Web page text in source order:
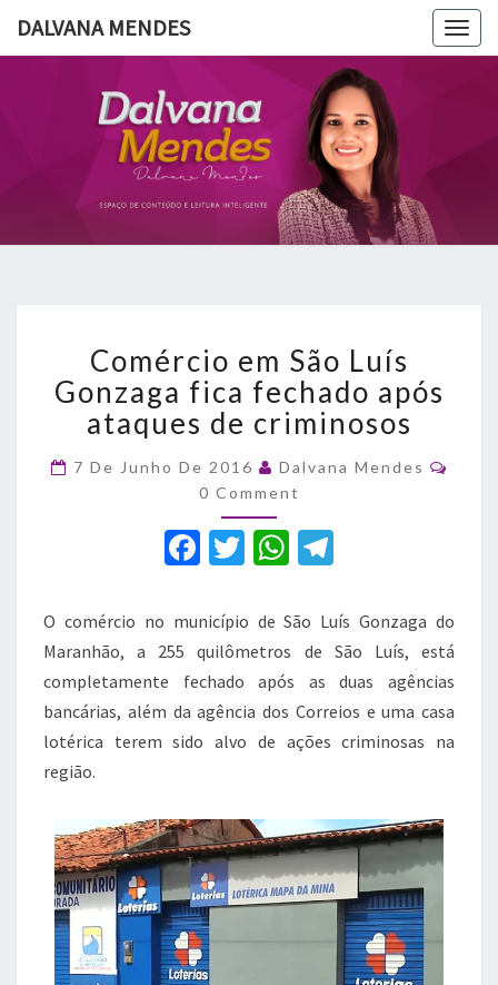
DALVANA MENDES
DALVANA
MENDES
Espaço De
Conteúdo
E Leitura
Inteligente
em
São
Luís
Gonzaga
fica
fechado
após
ataques
de
Comércio em São Luís
Gonzaga fica fechado após
ataques de criminosos
7 De Junho De 2016 Dalvana Mendes
0 Comment
F
c
e
b
o
o
T
it
te
r
W
at
s
A
p
p
e
gr
a
m
O comércio no município de São Luís Gonzaga do
Maranhão, a 255 quilômetros de São Luís, está
completamente fechado após as duas agências
bancárias, além da agência dos Correios e uma casa
lotérica terem sido alvo de ações criminosas na
região.